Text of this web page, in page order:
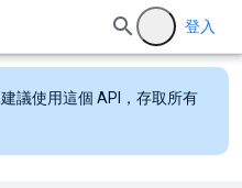
登入
議使用這個 API，存取所有